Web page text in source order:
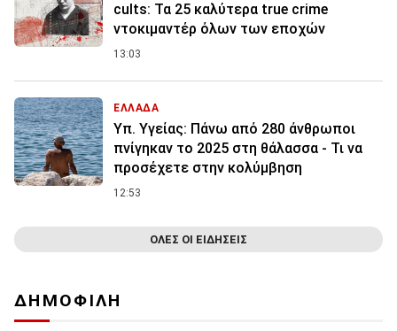
cults: Τα 25 καλύτερα true crime
ντοκιμαντέρ όλων των εποχών
13:03
ΕΛΛΑΔΑ
Υπ. Υγείας: Πάνω από 280 άνθρωποι
πνίγηκαν το 2025 στη θάλασσα - Τι να
προσέχετε στην κολύμβηση
12:53
ΟΛΕΣ ΟΙ ΕΙΔΗΣΕΙΣ
ΔΗΜΟΦΙΛΗ